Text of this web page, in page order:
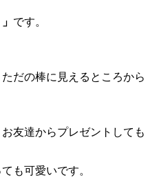
です。
だの棒に見えるところから
友達からプレゼントしても
も可愛いです。